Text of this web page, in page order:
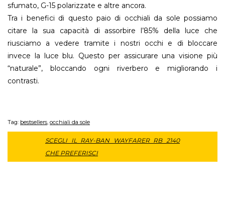
sfumato, G-15 polarizzate e altre ancora.
Tra i benefici di questo paio di occhiali da sole possiamo
citare la sua capacità di assorbire l’85% della luce che
riusciamo a vedere tramite i nostri occhi e di bloccare
invece la luce blu. Questo per assicurare una visione più
“naturale”, bloccando ogni riverbero e migliorando i
contrasti.
Tag: bestsellers occhiali da sole
SCEGLI IL RAY-BAN WAYFARER RB 2140
CHE PREFERISCI